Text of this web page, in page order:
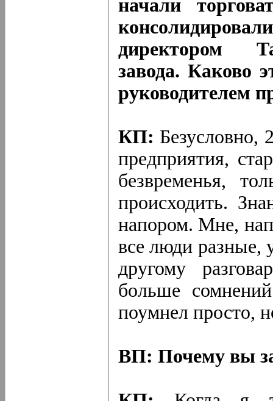
начали
директором
завода. Каково
руководителем
КП: Безусловно,
предприятия,
безвременья,
происходить.
напором. Мне,
все люди разные,
другому
больше
поумнел просто,
ВП: Почему вы